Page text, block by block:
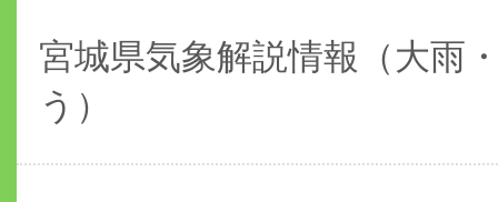
宮城県気象解説情報（大雨
う）